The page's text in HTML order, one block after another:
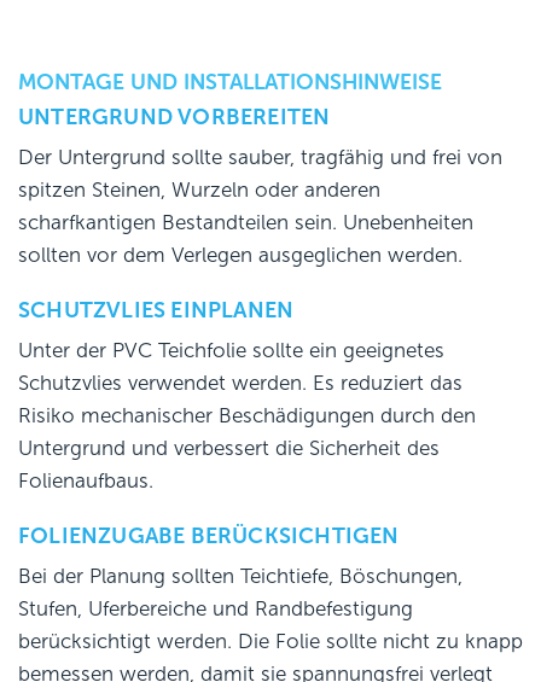
MONTAGE UND INSTALLATIONSHINWEISE
UNTERGRUND VORBEREITEN
Der Untergrund sollte sauber, tragfähig und frei von
spitzen Steinen, Wurzeln oder anderen
scharfkantigen Bestandteilen sein. Unebenheiten
sollten vor dem Verlegen ausgeglichen werden.
SCHUTZVLIES EINPLANEN
Unter der PVC Teichfolie sollte ein geeignetes
Schutzvlies verwendet werden. Es reduziert das
Risiko mechanischer Beschädigungen durch den
Untergrund und verbessert die Sicherheit des
Folienaufbaus.
FOLIENZUGABE BERÜCKSICHTIGEN
Bei der Planung sollten Teichtiefe, Böschungen,
Stufen, Uferbereiche und Randbefestigung
berücksichtigt werden. Die Folie sollte nicht zu knapp
bemessen werden, damit sie spannungsfrei verlegt